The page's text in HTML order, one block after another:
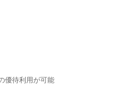
優待利用が可能